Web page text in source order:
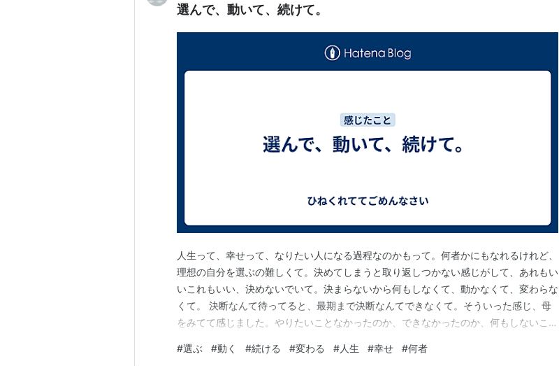
選んで、動いて、続けて。
人生って、幸せって、なりたい人になる過程なのかもって。何者かにもなれるけれど、
理想の自分を選ぶの難しくて。決めてしまうと取り返しつかない感じがして、あれもい
いこれもいい、決めないでいて。決まらないから何もしなくて、動かなくて、変わらな
くて。 決断なんて待ってると、最期まで決断なんてできなくて。そういった感じ、母
をみてて感じました。やりたいことなかったのか、できなかったのか、何もしないこと
りたい自分のイメージ、そういうの母から感じなくて。 自分でやらないで、自分でき
#選ぶ #動く #続ける #変わる #人生 #幸せ #何者